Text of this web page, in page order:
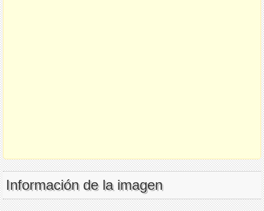
Información de la imagen